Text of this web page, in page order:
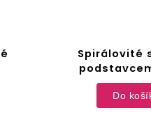
Spirálovité
Do